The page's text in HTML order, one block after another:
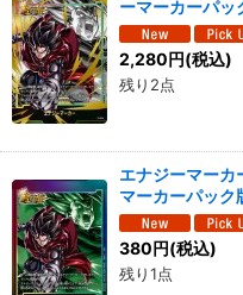
ーマーカーパ
2,280円(税込)
残り2点
エナジーマーカ
マーカーパッ
380円(税込)
残り1点